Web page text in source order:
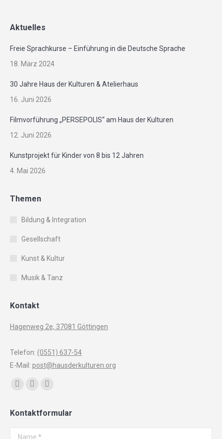
Aktuelles
Freie Sprachkurse – Einführung in die Deutsche Sprache
18. März 2024
30 Jahre Haus der Kulturen & Atelierhaus
16. Juni 2026
Filmvorführung „PERSEPOLIS“ am Haus der Kulturen
12. Juni 2026
Kunstprojekt für Kinder von 8 bis 12 Jahren
4. Mai 2026
Themen
Bildung & Integration
Gesellschaft
Kunst & Kultur
Musik & Tanz
Kontakt
Hagenweg 2e, 37081 Göttingen
Telefon: (0551) 637-54
E-Mail: post@hausderkulturen.org
Finden Sie uns auf:
opens
in
opens
in
opens
in
Kontaktformular
Name *